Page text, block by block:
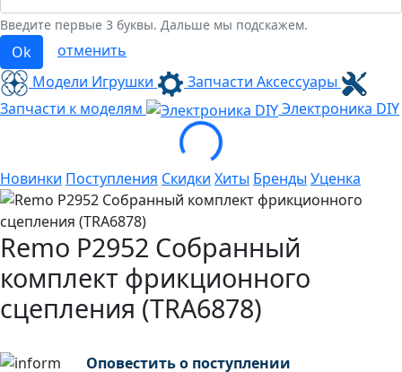
Введите первые 3 буквы. Дальше мы подскажем.
Ok
отменить
Модели Игрушки
Запчасти Аксессуары
Запчасти к моделям
Электроника DIY
Loading...
Новинки Поступления Скидки Хиты Бренды Уценка
Remo P2952 Собранный
комплект фрикционного
сцепления (TRA6878)
Оповестить о поступлении